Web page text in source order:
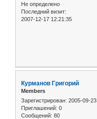
Не определено
Последний визит:
2007-12-17 12:21:35
Курманов Григорий
Members
Зарегистрирован: 2005-09-23
Приглашений: 0
Сообщений: 80